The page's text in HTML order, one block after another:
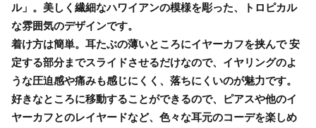
ル」。美しく繊細なハワイアンの模様を彫った、トロピカル
な雰囲気のデザインです。
着け方は簡単。耳たぶの薄いところにイヤーカフを挟んで 安
定する部分までスライドさせるだけなので、イヤリングのよ
うな圧迫感や痛みも感じにくく、落ちにくいのが魅力です。
好きなところに移動することができるので、ピアスや他のイ
ヤーカフとのレイヤードなど、色々な耳元のコーデを楽しめ